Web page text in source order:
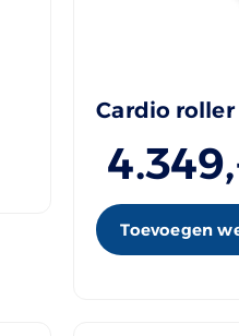
Cardio roller
4.349
Toevoegen